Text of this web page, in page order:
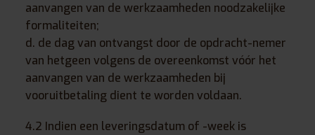
aanvangen van de werkzaamheden noodzakelijke
formaliteiten;
d. de dag van ontvangst door de opdracht-nemer
van hetgeen volgens de overeenkomst vóór het
aanvangen van de werkzaamheden bij
vooruitbetaling dient te worden voldaan.
4.2 Indien een leveringsdatum of -week is